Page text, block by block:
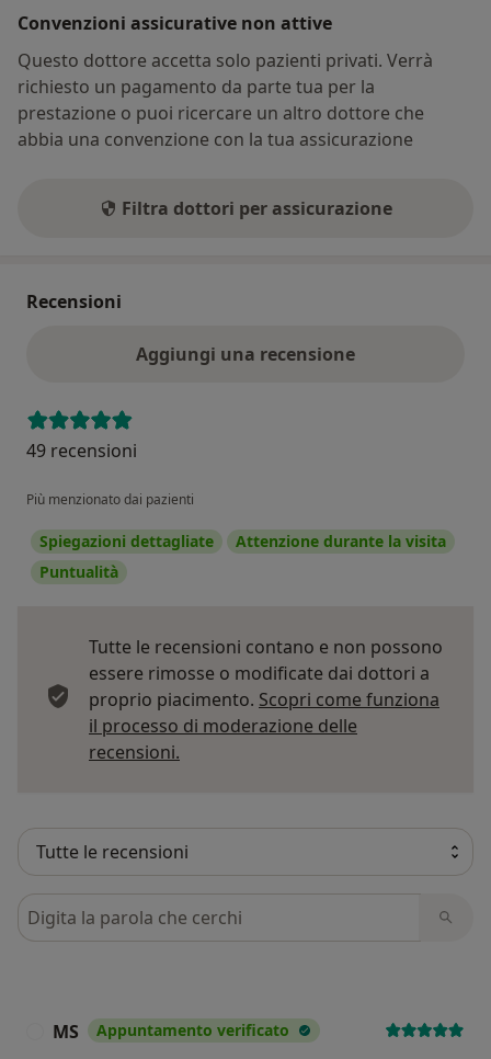
Convenzioni assicurative non attive
Questo dottore accetta solo pazienti privati. Verrà
richiesto un pagamento da parte tua per la
prestazione o puoi ricercare un altro dottore che
abbia una convenzione con la tua assicurazione
Filtra dottori per assicurazione
Recensioni
Aggiungi una recensione
49 recensioni
Più menzionato dai pazienti
Spiegazioni dettagliate
Attenzione durante la visita
Puntualità
Tutte le recensioni contano e non possono
essere rimosse o modificate dai dottori a
proprio piacimento. Scopri come funziona
il processo di moderazione delle
recensioni.
Cerca nelle recensioni
MS Appuntamento verificato